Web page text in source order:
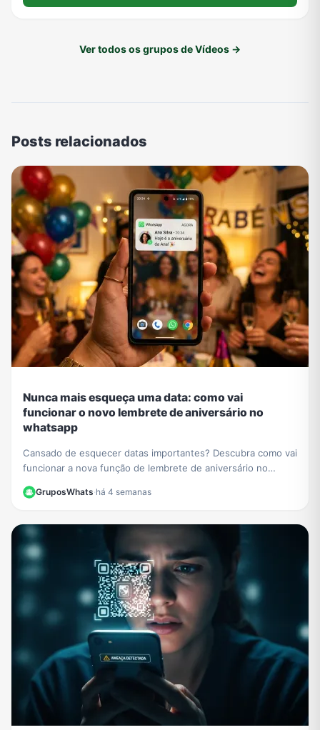
Ver todos os grupos de Vídeos →
Posts relacionados
Nunca mais esqueça uma data: como vai
funcionar o novo lembrete de aniversário no
whatsapp
Cansado de esquecer datas importantes? Descubra como vai
funcionar a nova função de lembrete de aniversário no
WhatsApp e nunca mais perca uma comemoração.
GruposWhats·há 4 semanas